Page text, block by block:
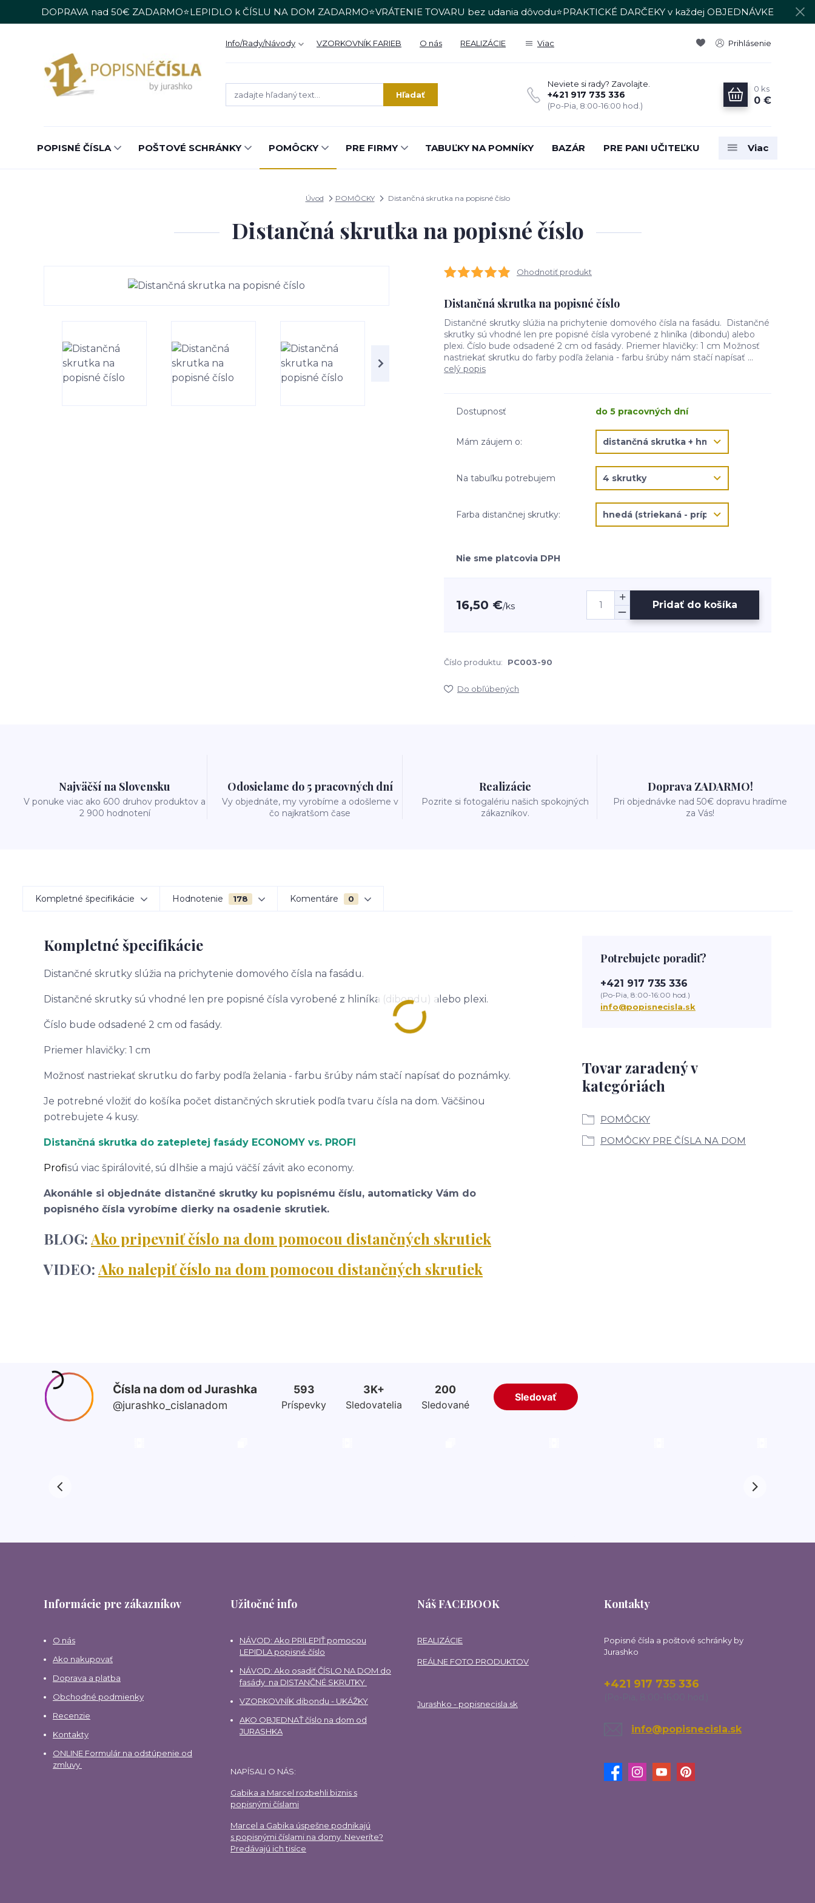
DOPRAVA nad 50€ ZADARMO⭐LEPIDLO k ČÍSLU NA DOM ZADARMO⭐VRÁTENIE TOVARU bez udania dôvodu⭐PRAKTICKÉ DARČEKY v každej OBJEDNÁVKE
Info/Rady/Návody VZORKOVNÍK FARIEB O nás REALIZÁCIE Viac Prihlásenie
Hľadať
Neviete si rady? Zavolajte.
+421 917 735 336
(Po-Pia, 8:00-16:00 hod.)
0 ks
0 €
POPISNÉ ČÍSLA POŠTOVÉ SCHRÁNKY POMÔCKY PRE FIRMY TABUĽKY NA POMNÍKY BAZÁR PRE PANI UČITEĽKU Viac
Úvod POMÔCKY Distančná skrutka na popisné číslo
Distančná skrutka na popisné číslo
Ohodnotiť produkt
Distančná skrutka na popisné číslo
Distančné skrutky slúžia na prichytenie domového čísla na fasádu. Distančné
skrutky sú vhodné len pre popisné čísla vyrobené z hliníka (dibondu) alebo
plexi. Číslo bude odsadené 2 cm od fasády. Priemer hlavičky: 1 cm Možnosť
nastriekať skrutku do farby podľa želania - farbu šrúby nám stačí napísať ...
celý popis
Dostupnosť do 5 pracovných dní
Mám záujem o:
Na tabuľku potrebujem
Farba distančnej skrutky:
Nie sme platcovia DPH
16,50 €/ks Pridať do košíka
Číslo produktu: PC003-90
Do obľúbených
Najväčší na Slovensku
V ponuke viac ako 600 druhov produktov a
2 900 hodnotení
Odosielame do 5 pracovných dní
Vy objednáte, my vyrobíme a odošleme v
čo najkratšom čase
Realizácie
Pozrite si fotogalériu našich spokojných
zákazníkov.
Doprava ZADARMO!
Pri objednávke nad 50€ dopravu hradíme
za Vás!
Kompletné špecifikácie Hodnotenie 178 Komentáre 0
Kompletné špecifikácie
Distančné skrutky slúžia na prichytenie domového čísla na fasádu.
Distančné skrutky sú vhodné len pre popisné čísla vyrobené z hliníka (dibondu) alebo plexi.
Číslo bude odsadené 2 cm od fasády.
Priemer hlavičky: 1 cm
Možnosť nastriekať skrutku do farby podľa želania - farbu šrúby nám stačí napísať do poznámky.
Je potrebné vložiť do košíka počet distančných skrutiek podľa tvaru čísla na dom. Väčšinou
potrebujete 4 kusy.
Distančná skrutka do zatepletej fasády ECONOMY vs. PROFI
Profisú viac špirálovité, sú dlhšie a majú väčší závit ako economy.
Akonáhle si objednáte distančné skrutky ku popisnému číslu, automaticky Vám do
popisného čísla vyrobíme dierky na osadenie skrutiek.
BLOG:Ako pripevniť číslo na dom pomocou distančných skrutiek
VIDEO:Ako nalepiť číslo na dom pomocou distančných skrutiek
Tovar zaradený v
kategóriách
POMÔCKY
POMÔCKY PRE ČÍSLA NA DOM
Potrebujete poradiť?
+421 917 735 336
(Po-Pia, 8:00-16:00 hod.)
info@popisnecisla.sk
Informácie pre zákazníkov
O nás
Ako nakupovať
Doprava a platba
Obchodné podmienky
Recenzie
Kontakty
ONLINE Formulár na odstúpenie od
zmluvy
Užitočné info
NÁVOD: Ako PRILEPIŤ pomocou
LEPIDLA popisné číslo
NÁVOD: Ako osadiť ČÍSLO NA DOM do
fasády na DISTANČNÉ SKRUTKY
VZORKOVNÍK dibondu - UKÁŽKY
AKO OBJEDNAŤ číslo na dom od
JURASHKA
NAPÍSALI O NÁS:
Gabika a Marcel rozbehli biznis s
popisnými číslami
Marcel a Gabika úspešne podnikajú
s popisnými číslami na domy. Neveríte?
Predávajú ich tisíce
Náš FACEBOOK
REALIZÁCIE
REÁLNE FOTO PRODUKTOV
Jurashko - popisnecisla.sk
Kontakty
Popisné čísla a poštové schránky by
Jurashko
+421 917 735 336
info@popisnecisla.sk